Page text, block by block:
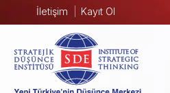
İletişim Kayıt Ol